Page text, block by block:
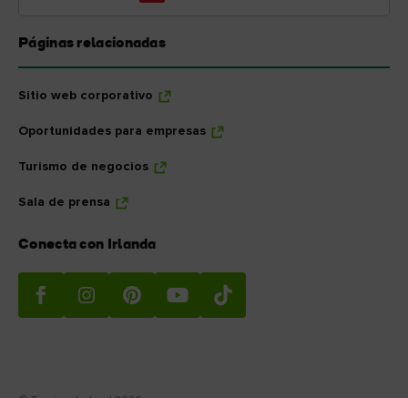
Páginas relacionadas
Sitio web corporativo
Oportunidades para empresas
Turismo de negocios
Sala de prensa
Conecta con Irlanda